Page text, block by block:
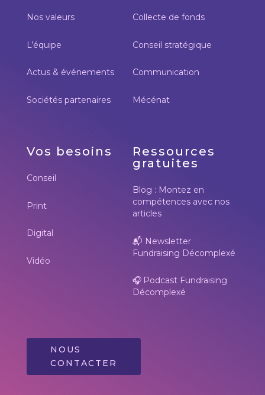
Nos valeurs
L’équipe
Actus & événements
Sociétés partenaires
Collecte de fonds
Conseil stratégique
Communication
Mécénat
Vos besoins
Conseil
Print
Digital
Vidéo
Ressources
gratuites
Blog : Montez en
compétences avec nos
articles
📬 Newsletter
Fundraising Décomplexé
🎧 Podcast Fundraising
Décomplexé
NOUS
CONTACTER